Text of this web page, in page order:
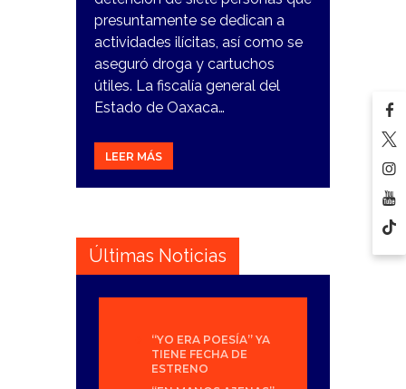
presuntamente se dedican a
actividades ilícitas, así como se
aseguró droga y cartuchos
útiles. La fiscalía general del
Estado de Oaxaca…
LEER MÁS
Últimas Noticias
“YO ERA POESÍA” YA
TIENE FECHA DE
ESTRENO